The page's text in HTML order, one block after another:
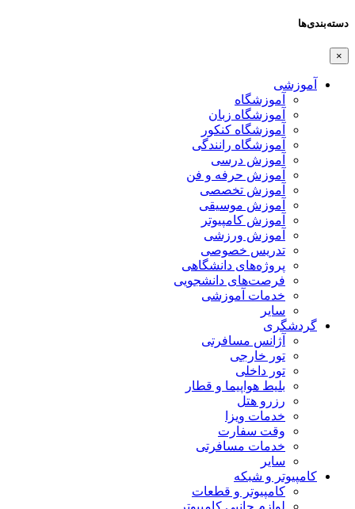
دسته‌بندی‌ها
×
آموزشی
آموزشگاه
آموزشگاه زبان
آموزشگاه کنکور
آموزشگاه رانندگی
آموزش درسی
آموزش حرفه و فن
آموزش تخصصی
آموزش موسیقی
آموزش کامپیوتر
آموزش ورزشی
تدریس خصوصی
پروژه‌های دانشگاهی
فرصت‌های دانشجویی
خدمات آموزشی
سایر
گردشگری
آژانس مسافرتی
تور خارجی
تور داخلی
بلیط هواپیما و قطار
رزرو هتل
خدمات ویزا
وقت سفارت
خدمات مسافرتی
سایر
کامپیوتر و شبکه
کامپیوتر و قطعات